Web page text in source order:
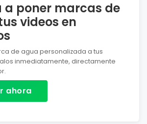
a poner marcas de
videos en
de agua personalizada a tus
inmediatamente, directamente
ahora